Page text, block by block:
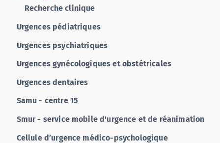
Recherche clinique
Urgences pédiatriques
Urgences psychiatriques
Urgences gynécologiques et obstétricales
Urgences dentaires
Samu - centre 15
Smur - service mobile d'urgence et de réanimation
Cellule d’urgence médico-psychologique